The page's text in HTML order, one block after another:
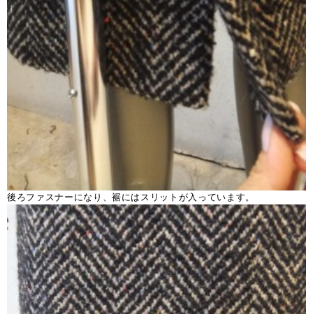
後ろファスナーになり、裾にはスリットが入っています。